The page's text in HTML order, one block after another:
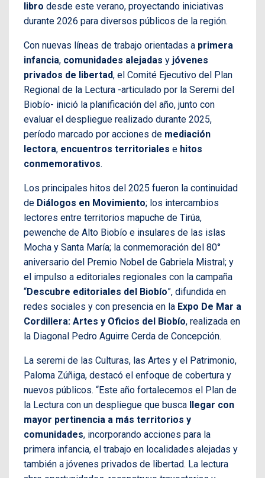
libro desde este verano, proyectando iniciativas
durante 2026 para diversos públicos de la región.
Con nuevas líneas de trabajo orientadas a primera
infancia, comunidades alejadas y jóvenes
privados de libertad, el Comité Ejecutivo del Plan
Regional de la Lectura -articulado por la Seremi del
Biobío- inició la planificación del año, junto con
evaluar el despliegue realizado durante 2025,
período marcado por acciones de mediación
lectora, encuentros territoriales e hitos
conmemorativos.
Los principales hitos del 2025 fueron la continuidad
de Diálogos en Movimiento; los intercambios
lectores entre territorios mapuche de Tirúa,
pewenche de Alto Biobío e insulares de las islas
Mocha y Santa María; la conmemoración del 80°
aniversario del Premio Nobel de Gabriela Mistral; y
el impulso a editoriales regionales con la campaña
“Descubre editoriales del Biobío”, difundida en
redes sociales y con presencia en la Expo De Mar a
Cordillera: Artes y Oficios del Biobío, realizada en
la Diagonal Pedro Aguirre Cerda de Concepción.
La seremi de las Culturas, las Artes y el Patrimonio,
Paloma Zúñiga, destacó el enfoque de cobertura y
nuevos públicos. “Este año fortalecemos el Plan de
la Lectura con un despliegue que busca
llegar con
mayor pertinencia a más territorios y
comunidades, incorporando acciones para la
primera infancia, el trabajo en localidades alejadas y
también a jóvenes privados de libertad. La lectura